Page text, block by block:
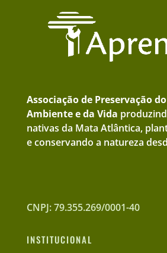
Associação de Preservação
Ambiente e da Vida
nativas da Mata Atlântica,
e conservando a natureza
CNPJ: 79.355.269/0001-40
INSTITUCIONAL